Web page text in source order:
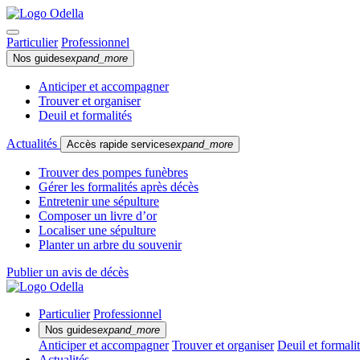
Particulier Professionnel
Nos guidesexpand_more
Anticiper et accompagner
Trouver et organiser
Deuil et formalités
Actualités Accès rapide servicesexpand_more
Trouver des pompes funèbres
Gérer les formalités après décès
Entretenir une sépulture
Composer un livre d’or
Localiser une sépulture
Planter un arbre du souvenir
Publier un avis de décès
Particulier Professionnel
Nos guidesexpand_more
Anticiper et accompagner Trouver et organiser Deuil et